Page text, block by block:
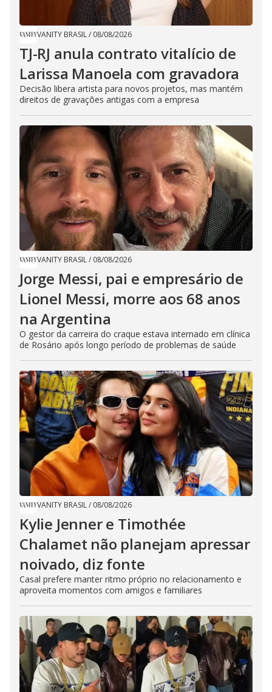
VANITY BRASIL/ 08/08/2026
TJ-RJ anula contrato vitalício de
Larissa Manoela com gravadora
Decisão libera artista para novos projetos, mas mantém
direitos de gravações antigas com a empresa
VANITY BRASIL/ 08/08/2026
Jorge Messi, pai e empresário de
Lionel Messi, morre aos 68 anos
na Argentina
O gestor da carreira do craque estava internado em clínica
de Rosário após longo período de problemas de saúde
VANITY BRASIL/ 08/08/2026
Kylie Jenner e Timothée
Chalamet não planejam apressar
noivado, diz fonte
Casal prefere manter ritmo próprio no relacionamento e
aproveita momentos com amigos e familiares